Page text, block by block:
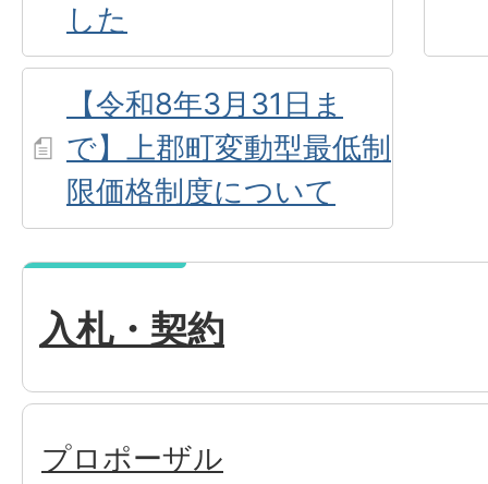
した
【令和8年3月31日ま
で】上郡町変動型最低制
限価格制度について
入札・契約
プロポーザル